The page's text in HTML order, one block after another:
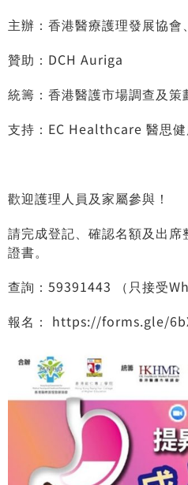
主辦：香港醫療護理發展協會
贊助：DCH Auriga
統籌：香港醫護市場調查及策
支持：EC Healthcare 醫思
歡迎護理人員及家屬參與！
請完成登記、確認名額及出
證書。
查詢：59391443 （只接受
報名： https://forms.gle/